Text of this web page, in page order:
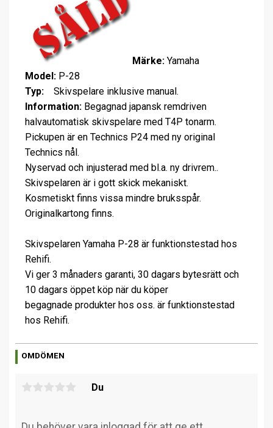
Märke: Yamaha
Model: P-28
Typ: Skivspelare inklusive manual.
Information: Begagnad japansk remdriven
halvautomatisk skivspelare med T4P tonarm.
Pickupen är en Technics P24 med ny original
Technics nål.
Nyservad och injusterad med bl.a. ny drivrem..
Skivspelaren är i gott skick mekaniskt.
Kosmetiskt finns vissa mindre bruksspår.
Originalkartong finns.
Skivspelaren Yamaha P-28 är funktionstestad hos
Rehifi.
Vi ger 3 månaders garanti, 30 dagars bytesrätt och
10 dagars öppet köp när du köper
begagnade produkter hos oss. är funktionstestad
hos Rehifi.
OMDÖMEN
Du